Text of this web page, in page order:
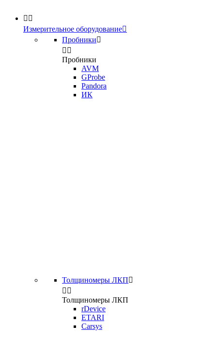
 
Измерительное оборудование
Пробники
 
Пробники
AVM
GProbe
Pandora
ИК
Толщиномеры ЛКП
 
Толщиномеры ЛКП
rDevice
ETARI
Carsys